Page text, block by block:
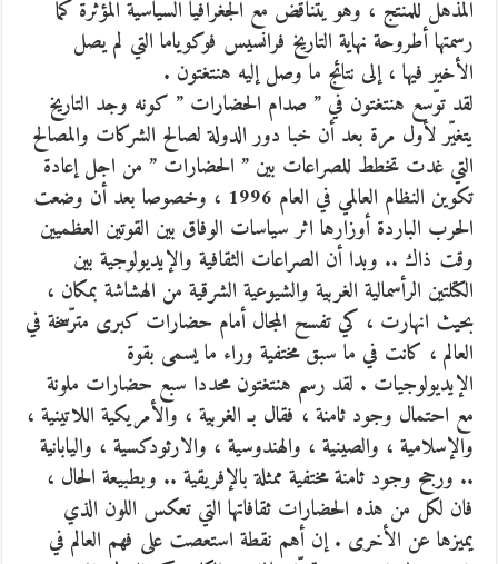
المذهل للمنتج ، وهو يتناقض مع الجغرافيا السياسية المؤثرة كما
رسمتها أطروحة نهاية التاريخ فرانسيس فوكوياما التي لم يصل
الأخير فيها ، إلى نتائج ما وصل إليه هنتغتون .
لقد توّسع هنتغتون في ” صدام الحضارات ” كونه وجد التاريخ
يتغيّر لأول مرة بعد أن خبا دور الدولة لصالح الشركات والمصالح
التي غدت تخطط للصراعات بين ” الحضارات ” من اجل إعادة
تكوين النظام العالمي في العام 1996 ، وخصوصا بعد أن وضعت
الحرب الباردة أوزارها اثر سياسات الوفاق بين القوتين العظميين
وقت ذاك .. وبدا أن الصراعات الثقافية والإيديولوجية بين
الكتلتين الرأسمالية الغربية والشيوعية الشرقية من الهشاشة بمكان ،
بحيث انهارت ، كي تفسح المجال أمام حضارات كبرى مترّسخة في
العالم ، كانت في ما سبق مختفية وراء ما يسمى بقوة
الإيديولوجيات . لقد رسم هنتغتون محددا سبع حضارات ملونة
مع احتمال وجود ثامنة ، فقال بـ الغربية ، والأمريكية اللاتينية ،
والإسلامية ، والصينية ، والهندوسية ، والارثودكسية ، واليابانية
.. ورجح وجود ثامنة مختفية ممثلة بالإفريقية .. وبطبيعة الحال ،
فان لكل من هذه الحضارات ثقافاتها التي تعكس اللون الذي
يميزها عن الأخرى . إن أهم نقطة استعصت على فهم العالم في